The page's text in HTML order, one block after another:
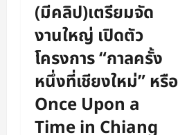
(มีคลิป)เตรียมจัด
งานใหญ่ เปิดตัว
โครงการ “กาลครั้ง
หนึ่งที่เชียงใหม่” หรือ
Once Upon a
Time in Chiang